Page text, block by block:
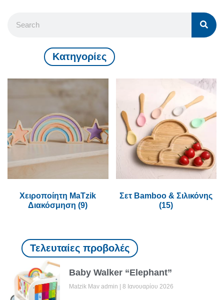
Kατηγορίες
Χειροποίητη MaTzik
Διακόσμηση(9)
Σετ Bamboo & Σιλικόνης
(15)
Τελευταίες προβολές
Baby Walker “Elephant”
Matzik Mav admin 8 Ιανουαρίου 2026